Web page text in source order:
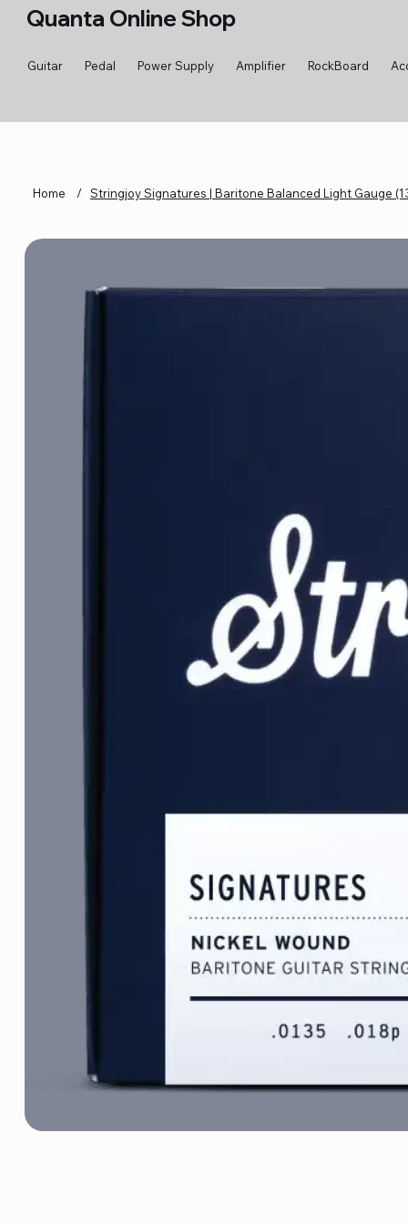
Quanta Online Shop
Guitar Pedal Power Supply Amplifier RockBoard
Home / Stringjoy Signatures | Baritone Balanced Light Gauge